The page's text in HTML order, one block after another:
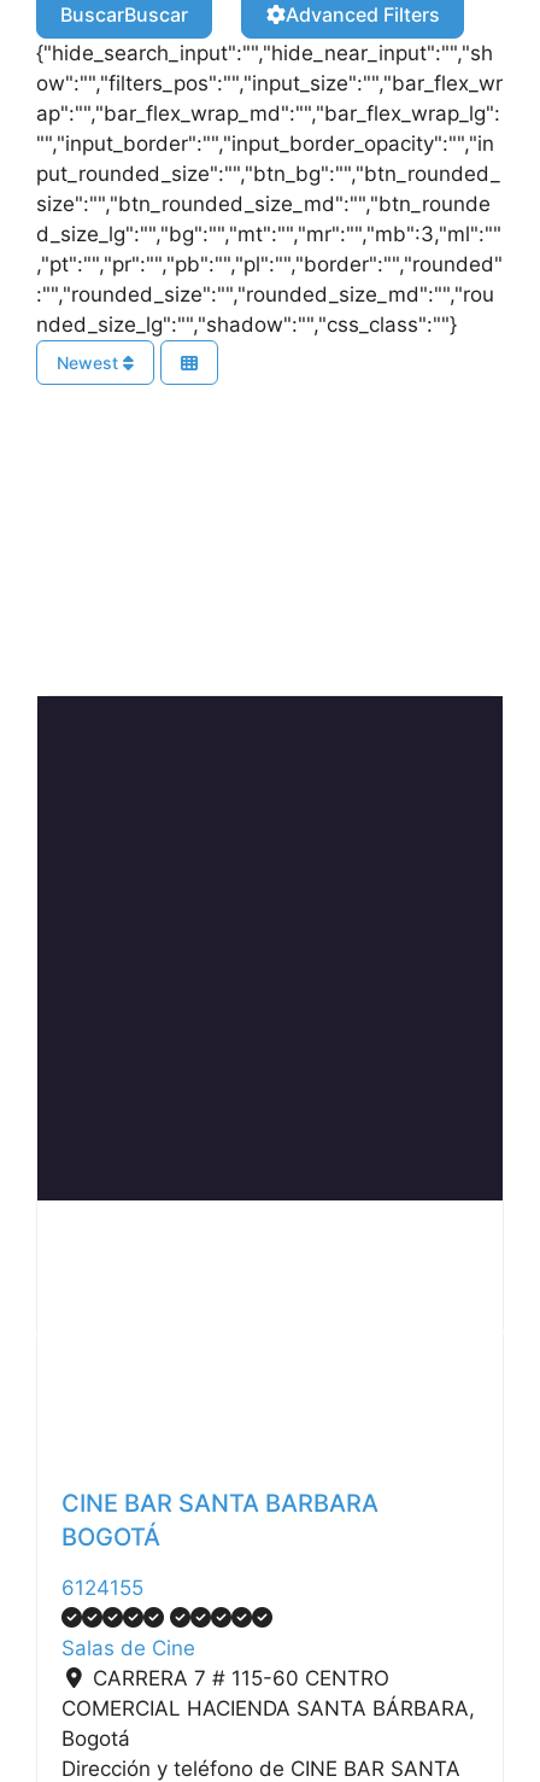
BuscarBuscar
Advanced Filters
{"hide_search_input":"","hide_near_input":"","sh
ow":"","filters_pos":"","input_size":"","bar_flex_wr
ap":"","bar_flex_wrap_md":"","bar_flex_wrap_lg":
"","input_border":"","input_border_opacity":"","in
put_rounded_size":"","btn_bg":"","btn_rounded_
size":"","btn_rounded_size_md":"","btn_rounde
d_size_lg":"","bg":"","mt":"","mr":"","mb":3,"ml":""
,"pt":"","pr":"","pb":"","pl":"","border":"","rounded"
:"","rounded_size":"","rounded_size_md":"","rou
nded_size_lg":"","shadow":"","css_class":""}
Newest
CINE BAR SANTA BARBARA
BOGOTÁ
6124155
Salas de Cine
CARRERA 7 # 115-60 CENTRO
COMERCIAL HACIENDA SANTA BÁRBARA,
Bogotá
Dirección y teléfono de CINE BAR SANTA